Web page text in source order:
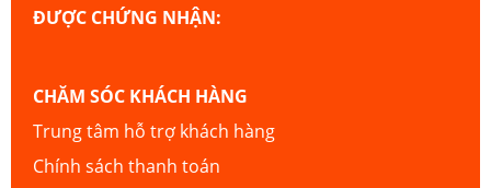
ĐƯỢC CHỨNG NHẬN:
CHĂM SÓC KHÁCH HÀNG
Trung tâm hỗ trợ khách hàng
Chính sách thanh toán